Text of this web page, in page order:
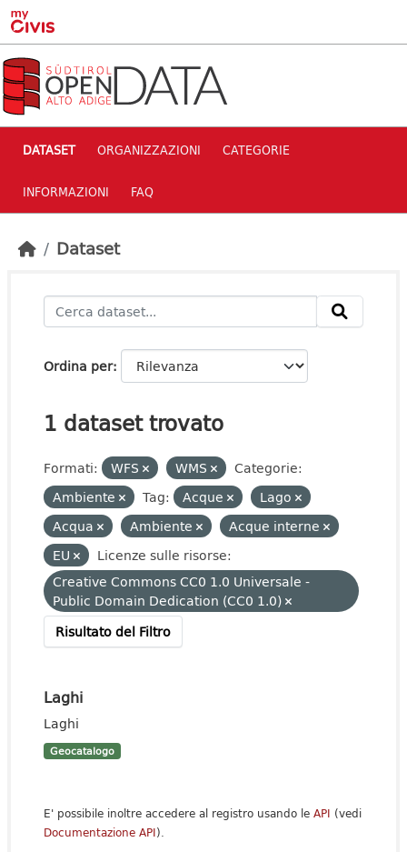
Skip to main content
DATASET ORGANIZZAZIONI CATEGORIE
INFORMAZIONI FAQ
Dataset
Ordina per
1 dataset trovato
Formati: WFS WMS
Categorie:
Ambiente
Tag: Acque
Lago
Acqua
Ambiente
Acque interne
EU
Licenze sulle risorse:
Creative Commons CC0 1.0 Universale -
Public Domain Dedication (CC0 1.0)
Risultato del Filtro
Laghi
Laghi
Geocatalogo
E' possibile inoltre accedere al registro usando le API (vedi
Documentazione API).